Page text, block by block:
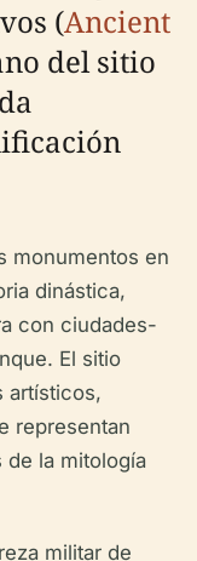
(Ancient
del sitio
monumentos en
dinástica,
con ciudades-
El sitio
artísticos,
representan
de la mitología
militar de